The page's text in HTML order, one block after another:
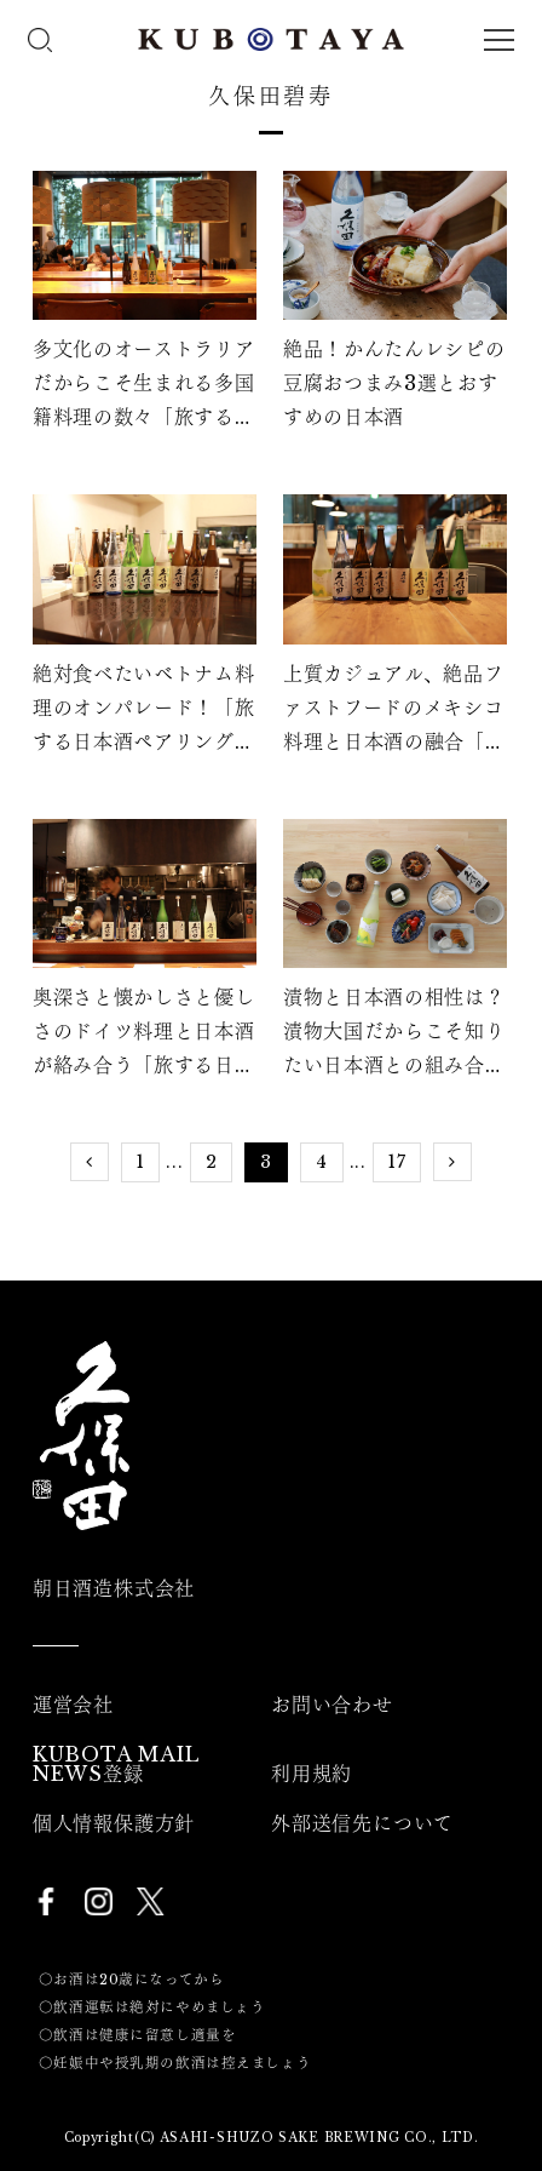
久保田碧寿
多文化のオーストラリア
だからこそ生まれる多国
籍料理の数々「旅する日
絶品！かんたんレシピの
豆腐おつまみ3選とおす
すめの日本酒
絶対食べたいベトナム料
理のオンパレード！「旅
する日本酒ペアリング～
上質カジュアル、絶品フ
ァストフードのメキシコ
料理と日本酒の融合「旅
奥深さと懐かしさと優し
さのドイツ料理と日本酒
が絡み合う「旅する日本
漬物と日本酒の相性は？
漬物大国だからこそ知り
たい日本酒との組み合わ
1 ... 2 3 4 ... 17
朝日酒造株式会社
運営会社 お問い合わせ
KUBOTA MAIL
NEWS登録
利用規約
個人情報保護方針 外部送信先について
〇お酒は20歳になってから
〇飲酒運転は絶対にやめましょう
〇飲酒は健康に留意し適量を
〇妊娠中や授乳期の飲酒は控えましょう
Copyright(C) ASAHI-SHUZO SAKE BREWING CO., LTD.